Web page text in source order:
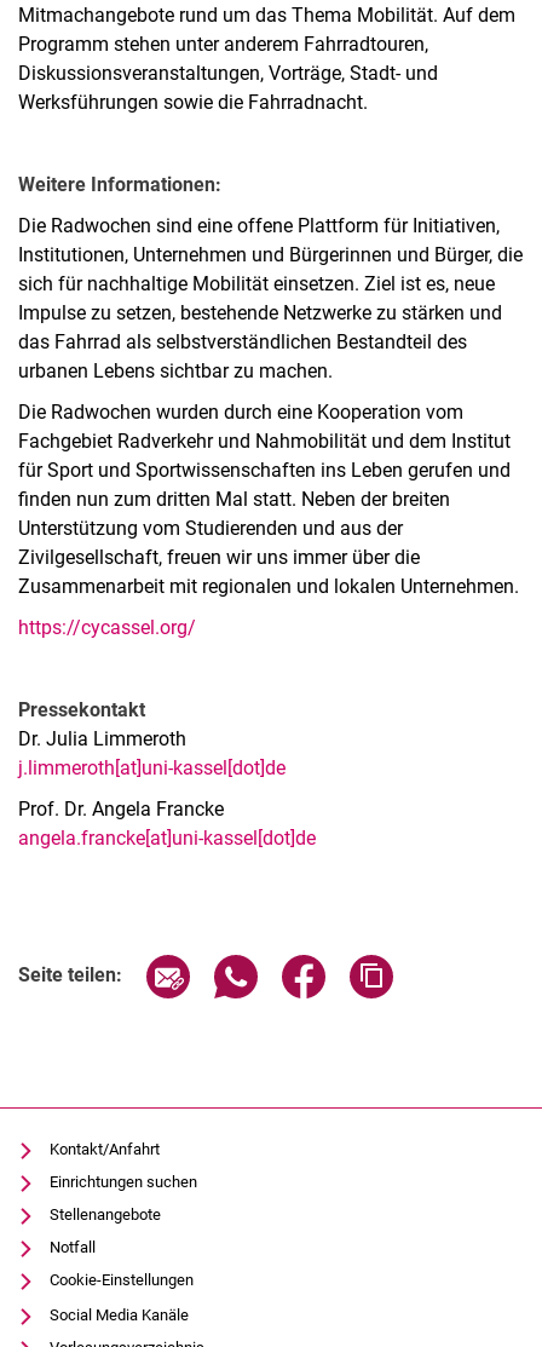
Mitmachangebote rund um das Thema Mobilität. Auf dem
Programm stehen unter anderem Fahrradtouren,
Diskussionsveranstaltungen, Vorträge, Stadt- und
Werksführungen sowie die Fahrradnacht.
Weitere Informationen:
Die Radwochen sind eine offene Plattform für Initiativen,
Institutionen, Unternehmen und Bürgerinnen und Bürger, die
sich für nachhaltige Mobilität einsetzen. Ziel ist es, neue
Impulse zu setzen, bestehende Netzwerke zu stärken und
das Fahrrad als selbstverständlichen Bestandteil des
urbanen Lebens sichtbar zu machen.
Die Radwochen wurden durch eine Kooperation vom
Fachgebiet Radverkehr und Nahmobilität und dem Institut
für Sport und Sportwissenschaften ins Leben gerufen und
finden nun zum dritten Mal statt. Neben der breiten
Unterstützung vom Studierenden und aus der
Zivilgesellschaft, freuen wir uns immer über die
Zusammenarbeit mit regionalen und lokalen Unternehmen.
https://cycassel.org/
Pressekontakt
Dr. Julia Limmeroth
j.limmeroth[at]uni-kassel[dot]de
Prof. Dr. Angela Francke
angela.francke[at]uni-kassel[dot]de
Seite teilen: Seite über E-Mail teilen
Seite über WhatsApp teilen
Seite über Facebook
Kontakt/Anfahrt
Einrichtungen suchen
Stellenangebote
Notfall
Cookie-Einstellungen
Social Media Kanäle